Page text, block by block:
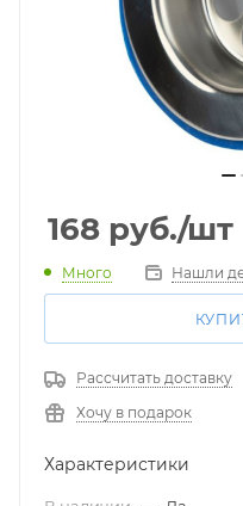
168 руб./шт
Много Нашли
Рассчитать доставку
Хочу в подарок
Характеристики